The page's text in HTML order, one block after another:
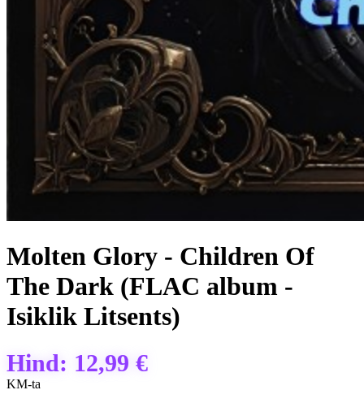
Molten Glory - Children Of
The Dark (FLAC album -
Isiklik Litsents)
Hind: 12,99 €
KM-ta